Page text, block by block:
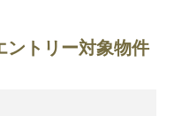
ントリー対象物件